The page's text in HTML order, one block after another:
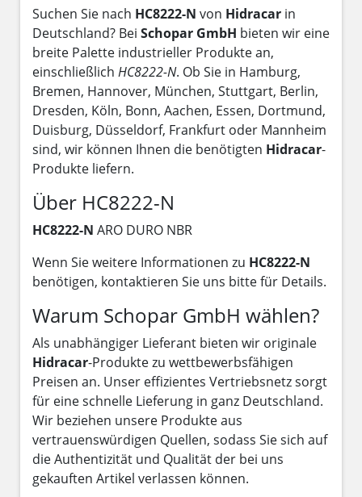
Suchen Sie nach HC8222-N von Hidracar in
Deutschland? Bei Schopar GmbH bieten wir eine
breite Palette industrieller Produkte an,
einschließlich HC8222-N. Ob Sie in Hamburg,
Bremen, Hannover, München, Stuttgart, Berlin,
Dresden, Köln, Bonn, Aachen, Essen, Dortmund,
Duisburg, Düsseldorf, Frankfurt oder Mannheim
sind, wir können Ihnen die benötigten Hidracar-
Produkte liefern.
Über HC8222-N
HC8222-N ARO DURO NBR
Wenn Sie weitere Informationen zu HC8222-N
benötigen, kontaktieren Sie uns bitte für Details.
Warum Schopar GmbH wählen?
Als unabhängiger Lieferant bieten wir originale
Hidracar-Produkte zu wettbewerbsfähigen
Preisen an. Unser effizientes Vertriebsnetz sorgt
für eine schnelle Lieferung in ganz Deutschland.
Wir beziehen unsere Produkte aus
vertrauenswürdigen Quellen, sodass Sie sich auf
die Authentizität und Qualität der bei uns
gekauften Artikel verlassen können.